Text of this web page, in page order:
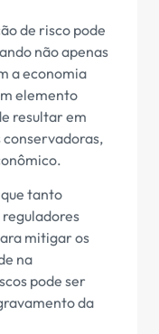
de risco pode
não apenas
a economia
elemento
resultar em
tanto
mitigar os
na
pode ser
da